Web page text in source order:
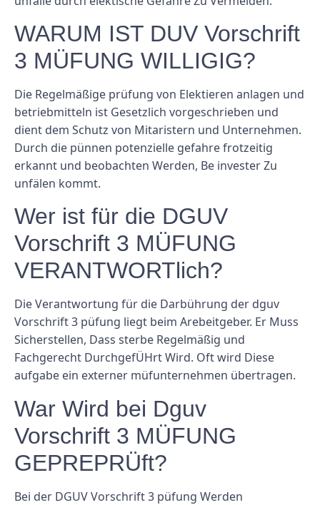
WARUM IST DUV Vorschrift
3 MÜFUNG WILLIGIG?
Die Regelmäßige prüfung von Elektieren anlagen und
betriebmitteln ist Gesetzlich vorgeschrieben und
dient dem Schutz von Mitaristern und Unternehmen.
Durch die pünnen potenzielle gefahre frotzeitig
erkannt und beobachten Werden, Be invester Zu
unfälen kommt.
Wer ist für die DGUV
Vorschrift 3 MÜFUNG
VERANTWORTlich?
Die Verantwortung für die Darbührung der dguv
Vorschrift 3 püfung liegt beim Arebeitgeber. Er Muss
Sicherstellen, Dass sterbe Regelmäßig und
Fachgerecht DurchgefÜHrt Wird. Oft wird Diese
aufgabe ein externer müfunternehmen übertragen.
War Wird bei Dguv
Vorschrift 3 MÜFUNG
GEPREPRÜft?
Bei der DGUV Vorschrift 3 püfung Werden